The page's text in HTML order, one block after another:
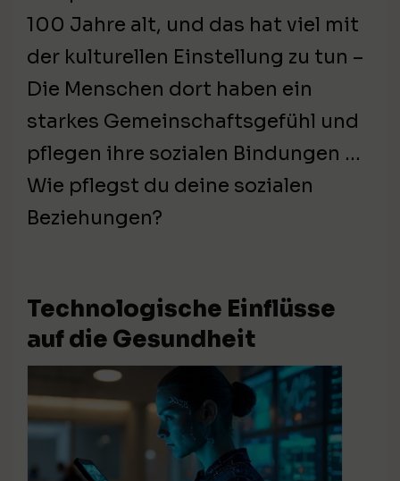
100 Jahre alt, und das hat viel mit
der kulturellen Einstellung zu tun –
Die Menschen dort haben ein
starkes Gemeinschaftsgefühl und
pflegen ihre sozialen Bindungen …
Wie pflegst du deine sozialen
Beziehungen?
Technologische Einflüsse
auf die Gesundheit